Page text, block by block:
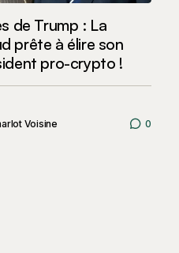
de Trump : La
prête à élire son
pro-crypto !
Voisine 0